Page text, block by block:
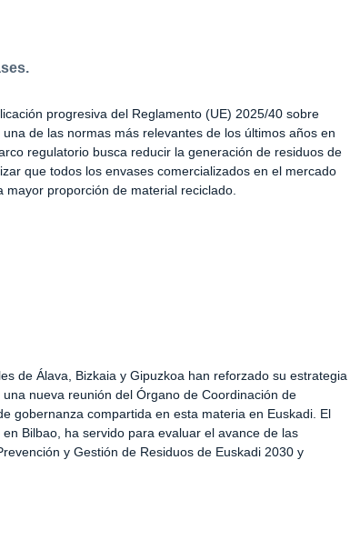
progresiva del Reglamento (UE) 2025/40 sobre
de las normas más relevantes de los últimos años en
regulatorio busca reducir la generación de residuos de
que todos los envases comercializados en el mercado
proporción de material reciclado.
de Álava, Bizkaia y Gipuzkoa han reforzado su estrategia
nueva reunión del Órgano de Coordinación de
gobernanza compartida en esta materia en Euskadi. El
Bilbao, ha servido para evaluar el avance de las
y Gestión de Residuos de Euskadi 2030 y